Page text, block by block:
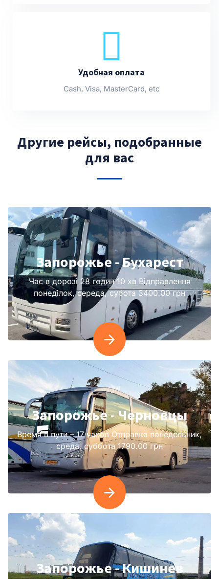
Удобная оплата
Cash, Visa, MasterCard, etc
Другие рейсы, подобранные
для вас
Запорожье - Бухарест
Час в дорозі 28 годин 10 хв Відправлення
понеділок, середа, субота 3400.00 грн
Запорожье - Черновцы
Время в пути – 17 часов Отправка понедельник,
среда, суббота 1790.00 грн
Запорожье - Кишинев